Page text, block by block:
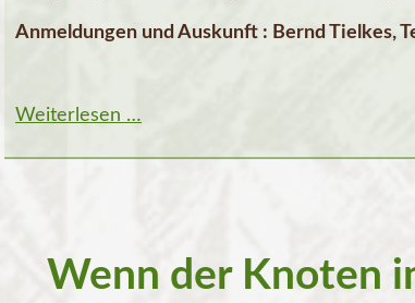
Anmeldungen und Auskunft : Bernd Tielkes,
Weiterlesen …
Wenn der Knoten